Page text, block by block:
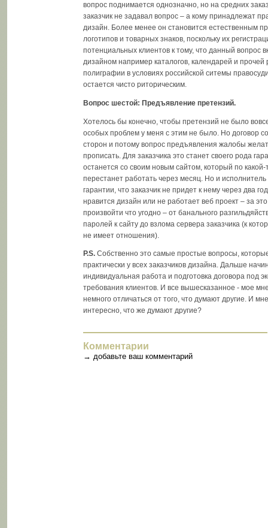
вопрос поднимается однозначно, но на средних
заказчик не задавал вопрос – а кому принадлежат
дизайн. Более менее он становится естественным
логотипов и товарных знаков, поскольку их
потенциальных клиентов к тому, что данный вопрос
дизайном например каталогов, календарей и прочей
полиграфии в условиях российской ситемы
остается чисто риторическим.
Вопрос шестой: Предъявление претензий.
Хотелось бы конечно, чтобы претензий не было
особых проблем у меня с этим не было. Но договор
сторон и потому вопрос предъявления жалобы
прописать. Для заказчика это станет своего рода
останется со своим новым сайтом, который по
перестанет работать через месяц. Но и
гарантии, что заказчик не придет к нему через два
нравится дизайн или не работает веб проект – за
произвойти что угодно – от банального
паролей к сайту до взлома сервера заказчика (к
не имеет отношения).
P.S. Собственно это самые простые вопросы,
практически у всех заказчиков дизайна. Дальше
индивидуальная работа и подготовка договора под
требования клиентов. И все вышесказанное - мое
немного отличаться от того, что думают другие. И
интересно, что же думают другие?
Комментарии
→ добавьте ваш комментарий